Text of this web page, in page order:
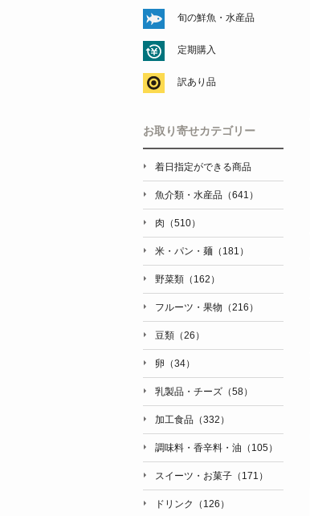
旬の鮮魚・水産品
定期購入
訳あり品
お取り寄せカテゴリー
着日指定ができる商品
魚介類・水産品（641）
肉（510）
米・パン・麺（181）
野菜類（162）
フルーツ・果物（216）
豆類（26）
卵（34）
乳製品・チーズ（58）
加工食品（332）
調味料・香辛料・油（105）
スイーツ・お菓子（171）
ドリンク（126）